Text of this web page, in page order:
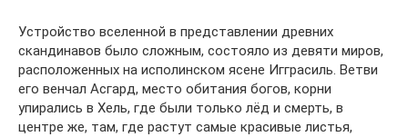
Устройство вселенной в представлении древних
скандинавов было сложным, состояло из девяти миров,
расположенных на исполинском ясене Игграсиль. Ветви
его венчал Асгард, место обитания богов, корни
упирались в Хель, где были только лёд и смерть, в
центре же, там, где растут самые красивые листья,